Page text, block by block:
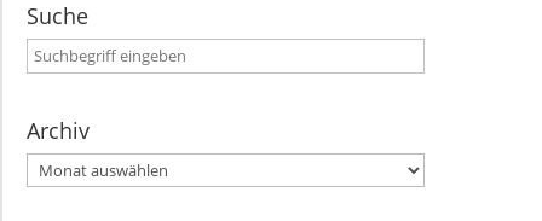
Suche
Archiv
Archiv